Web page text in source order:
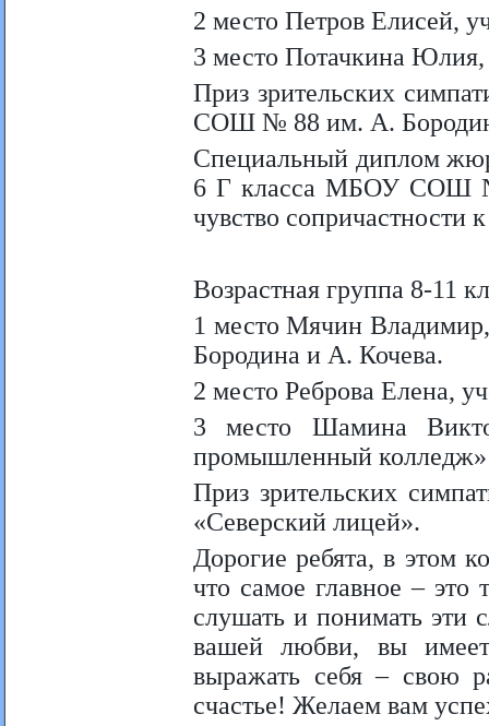
2 место Петров
3 место Потачкина
Приз зрительских
СОШ № 88 им. А.
Специальный диплом
6 Г класса МБОУ СОШ №
чувство сопричастности
Возрастная группа 8-11
1 место Мячин
Бородина и А. Кочева.
2 место Реброва Елена,
3 место Шамина
промышленный колледж»
Приз зрительских
«Северский лицей».
Дорогие ребята, в этом
что самое главное –
слушать и понимать эти
вашей любви, вы
выражать себя – свою
счастье! Желаем вам